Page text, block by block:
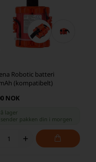
Robotic batteri
(kompatibelt)
NOK
lager
pakken din i morgen
+